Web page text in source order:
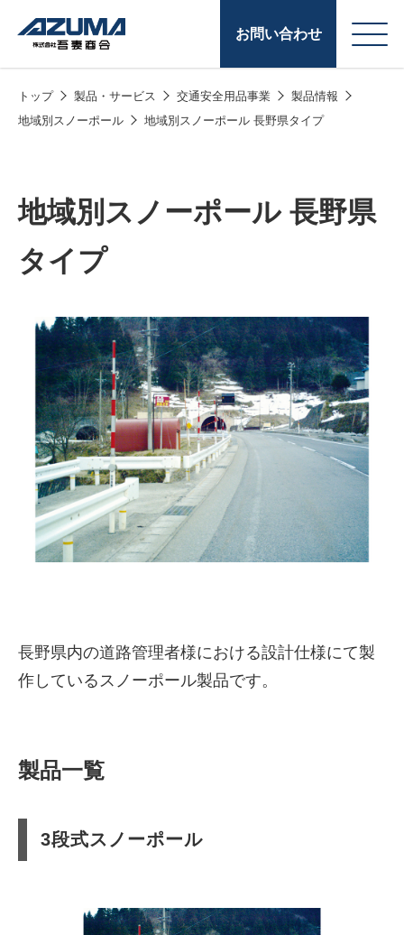
お問い合わせ
株式会社吾妻商会 会
社案内
会
要
株式会社吾妻製作所 会社案
内
製品・サービス
原燃料事業
燃料小口配送
給油カード
(ガソリンカード)
コークス・鋳物
トップ 製品・サービス 交通安全用品事業
製品情報
地域別スノーポール
地域別スノーポール 長野県タイプ
地域別スノーポール 長野県
タイプ
長野県内の道路管理者様における設計仕様にて製
作しているスノーポール製品です。
製品一覧
3段式スノーポール